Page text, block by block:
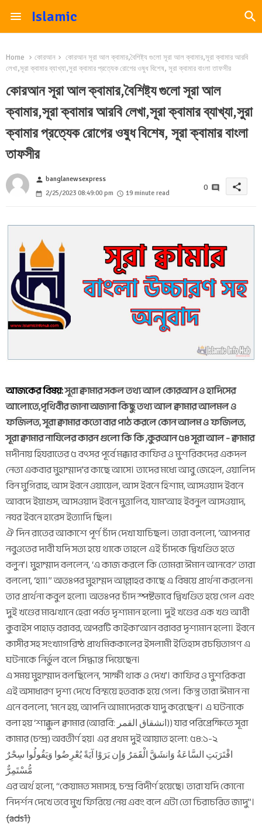
Islamic
Home কোরআন
কোরআন সূরা আল ক্বামার,বৈশিষ্ট্য গুলো সূরা আল ক্বামার,সূরা ক্বামার আরবি
লেখা,সূরা ক্বামার ব্যাখ্যা,সুরা ক্বামার প্রত্যেক রোগের ওষুধ বিশেষ, সূরা ক্বামার বাংলা তাফসীর
কোরআন সূরা আল ক্বামার,বৈশিষ্ট্য গুলো সূরা আল
ক্বামার,সূরা ক্বামার আরবি লেখা,সূরা ক্বামার ব্যাখ্যা,সুরা
ক্বামার প্রত্যেক রোগের ওষুধ বিশেষ, সূরা ক্বামার বাংলা
তাফসীর
person banglanewsexpress
2/25/2023 08:49:00 pm
19 minute read
0 share
আজকের বিষয়:সূরা ক্বামার সকল তথ্য আল কোরআন ও হাদিসের
আলোতে,পৃথিবীর জানা অজানা কিছু তথ্য আল ক্বামার আলমল ও
ফজিলত, সূরা ক্বামার কতো বার পাঠ করলে কোন আলম ও ফজিলত,
সূরা ক্বামার নাযিলের কারন গুলো কি কি ,কুরআন ৫৪ সূরা আল - ক্বামার
মদীনায় হিযরাতের ৫ বৎসর পূর্বে মক্কার কাফির ও মুশরিকদের একদল
নেতা একবার মুহাম্মাদ'র কাছে আসে। তাদের মধ্যে আবু জেহেল, ওয়ালিদ
বিন মুগিরাহ, আস ইবনে ওয়ায়েল, আস ইবনে হিশাম, আসওয়াদ ইবনে
আবদে ইয়াগুস, আসওয়াদ ইবনে মুত্তালিব, যাম‘আহ ইবনুল আসওয়াদ,
নযর ইবনে হারেস ইত্যাদি ছিল।
ঐ দিন রাতের আকাশে পূর্ণ চাঁদ দেখা যাচিছল। তারা বললো, ‘আপনার
নবুওতের দাবী যদি সত্য হয়ে থাকে তাহলে এই চাঁদকে দ্বিখণ্ডিত হতে
বলুন’। মুহাম্মাদ বললেন, ‘এ কাজ করলে কি তোমরা ঈমান আনবে?’ তারা
বললো, ‘হ্যা।” অতঃপর মুহাম্মদ আল্লাহর কাছে এ বিষয়ে প্রার্থনা করলেন।
তার প্রার্থনা কবুল হলো। অতঃপর চাঁদ স্পষ্টভাবে দ্বিখণ্ডিত হয়ে গেল এবং
দুই খণ্ডের মাঝখানে হেরা পর্বত দৃশ্যমান হলো। দুই খণ্ডের এক খণ্ড আবী
কুবাইস পাহাড় বরাবর, অপরটি কাইকা’আন বরাবর দৃশ্যমান হলো। ইবনে
কাসীর সহ সংখ্যাগরিষ্ঠ প্রাথমিককালের ইসলামী ইতিহাস রচয়িতাগণ এ
ঘটনাকে নির্ভুল বলে সিদ্ধান্ত দিয়েছেন।
এ সময় মুহাম্মাদ বলছিলেন, ‘সাক্ষী থাক ও দেখ’। কাফির ও মুশরিকরা
এই অসাধারণ দৃশ্য দেখে বিস্ময়ে হতবাক হয়ে গেল। কিন্তু তারা ঈমান না
এনে বললো, ‘মনে হয়, আপনি আমাদেরকে যাদু করেছেন’। এ ঘটনাকে
বলা হয় ‘শাক্কুল ক্বামার (আরবি: انشقاق القمر‎‎)) যার পরিপ্রেক্ষিতে সূরা
কামার (চন্দ্র) অবতীর্ণ হয়। এর প্রথম দুই আয়াত হলো: ৫৪:১-২
اقْتَرَبَتِ السَّاعَةُ وَانشَقَّ الْقَمَرُ وَإِن يَرَوْا آيَةً يُعْرِضُوا وَيَقُولُوا سِحْرٌ
مُّسْتَمِرٌّ
এর অর্থ হলো, “কেয়ামত সমাসন্ন, চন্দ্র বিদীর্ণ হয়েছে। তারা যদি কোনো
নিদর্শন দেখে তবে মুখ ফিরিয়ে নেয় এবং বলে এটা তো চিরাচরিত জাদু’’।
(ads1)